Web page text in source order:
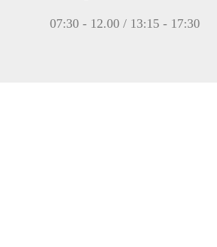
07:30 - 12.00 / 13:15 - 17:30